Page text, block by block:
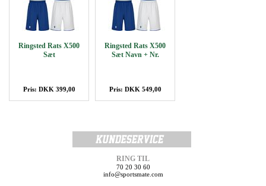
Ringsted Rats X500
Sæt
Pris: DKK 399,00
Ringsted Rats X500
Sæt Navn + Nr.
Pris: DKK 549,00
RING TIL
70 20 30 60
info@sportsmate.com